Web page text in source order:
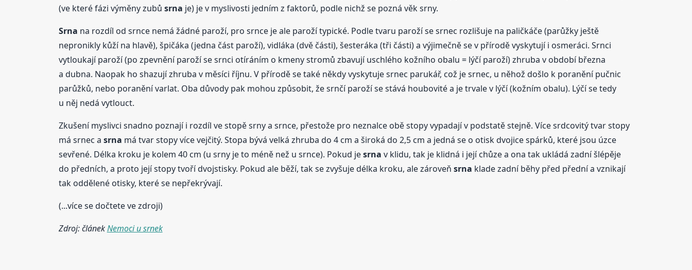
(ve které fázi výměny zubů srna je) je v myslivosti jedním z faktorů, podle nichž se pozná věk srny.
Srna na rozdíl od srnce nemá žádné paroží, pro srnce je ale paroží typické. Podle tvaru paroží se srnec rozlišuje na paličkáče (parůžky ještě
nepronikly kůží na hlavě), špičáka (jedna část paroží), vidláka (dvě části), šesteráka (tři části) a výjimečně se v přírodě vyskytují i osmeráci. Srnci
vytloukají paroží (po zpevnění paroží se srnci otíráním o kmeny stromů zbavují uschlého kožního obalu = lýčí paroží) zhruba v období března
a dubna. Naopak ho shazují zhruba v měsíci říjnu. V přírodě se také někdy vyskytuje srnec parukář, což je srnec, u něhož došlo k poranění pučnic
parůžků, nebo poranění varlat. Oba důvody pak mohou způsobit, že srnčí paroží se stává houbovité a je trvale v lýčí (kožním obalu). Lýčí se tedy
u něj nedá vytlouct.
Zkušení myslivci snadno poznají i rozdíl ve stopě srny a srnce, přestože pro neznalce obě stopy vypadají v podstatě stejně. Více srdcovitý tvar stopy
má srnec a srna má tvar stopy více vejčitý. Stopa bývá velká zhruba do 4 cm a široká do 2,5 cm a jedná se o otisk dvojice spárků, které jsou úzce
sevřené. Délka kroku je kolem 40 cm (u srny je to méně než u srnce). Pokud jesrna v klidu, tak je klidná i její chůze a ona tak ukládá zadní šlépěje
do předních, a proto její stopy tvoří dvojstisky. Pokud ale běží, tak se zvyšuje délka kroku, ale zároveň srna klade zadní běhy před přední a vznikají
tak oddělené otisky, které se nepřekrývají.
(...více se dočtete ve zdroji)
Zdroj: článekNemoci u srnek